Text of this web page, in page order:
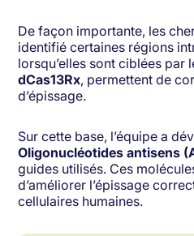
De façon importante, les
identifié certaines régions
lorsqu’elles sont ciblées par
dCas13Rx, permettent de
d’épissage.
Sur cette base, l’équipe a
Oligonucléotides antisens
guides utilisés. Ces
d’améliorer l’épissage
cellulaires humaines.